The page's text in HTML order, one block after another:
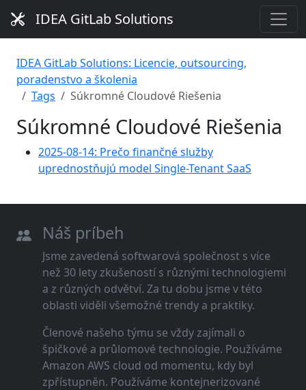
IDEA GitLab Solutions
IDEA GitLab Solutions: Licencie, outsourcing,
poradenstvo a školenia
Tags
Súkromné Cloudové Riešenia
Súkromné Cloudové Riešenia
2025-08-14: Prečo finančné služby
uprednostňujú model Single-Tenant SaaS
Náš príbeh
Jsme zavedená softwarová společnost s více
než 30 lety zkušeností s různými technologiemi
a z různých odvětví. Za tu dobu jsme v této
oblasti viděli všemožné trendy a praktiky.
Členové našeho týmu se vždy zajímali o
špičkové a průlomové technologie. Používáme
Amazon AWS cloud od momentu, kdy byl
zpřístupněn. Používáme kontejnerizované